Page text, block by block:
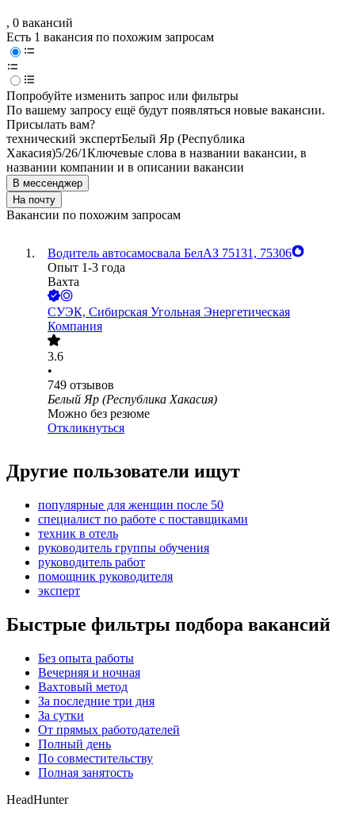
, 0 вакансий
Есть 1 вакансия по похожим запросам
Попробуйте изменить запрос или фильтры
По вашему запросу ещё будут появляться новые вакансии.
Присылать вам?
технический экспертБелый Яр (Республика
Хакасия)5/26/1Ключевые слова в названии вакансии, в
названии компании и в описании вакансии
В мессенджер
На почту
Вакансии по похожим запросам
Водитель автосамосвала БелАЗ 75131, 75306
Опыт 1-3 года
Вахта
СУЭК, Сибирская Угольная Энергетическая
Компания
3.6
•
749 отзывов
Белый Яр (Республика Хакасия)
Можно без резюме
Откликнуться
Другие пользователи ищут
популярные для женщин после 50
специалист по работе с поставщиками
техник в отель
руководитель группы обучения
руководитель работ
помощник руководителя
эксперт
Быстрые фильтры подбора вакансий
Без опыта работы
Вечерняя и ночная
Вахтовый метод
За последние три дня
За сутки
От прямых работодателей
Полный день
По совместительству
Полная занятость
HeadHunter